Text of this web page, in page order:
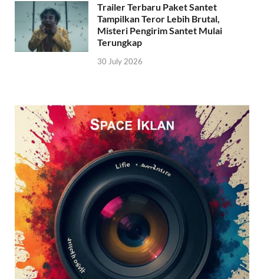
Trailer Terbaru Paket Santet
Tampilkan Teror Lebih Brutal,
Misteri Pengirim Santet Mulai
Terungkap
30 July 2026